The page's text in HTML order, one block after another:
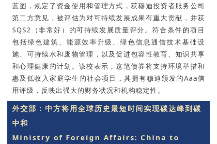
蓝图，规定了资金使用和管理方式，获穆迪投资者服务公司
第二方意见，被评估为对可持续发展成果有重大贡献，并获
SQS2（非常好）的可持续发展质量评分。符合条件的项目
包括绿色建筑、能源效率升级、绿色信息通信技术基础设
施、可持续水和废物管理，以及促进包容性教育、知识共享
和心理健康的计划。该校表示，这笔债券将支持环境举措和
惠及低收入家庭学生的社会项目，其拥有穆迪颁发的Aaa信
用评级，反映出强大的财务状况和机构稳定性。
外交部：中方将用全球历史最短时间实现碳达峰到碳
中和
Ministry of Foreign Affairs: China to